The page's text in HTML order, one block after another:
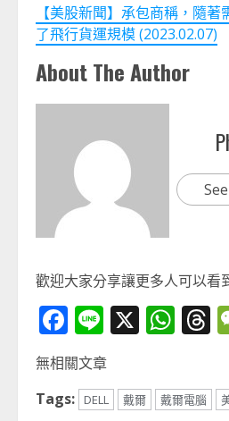
【美股新聞】承包商稱，隨
了飛行貨運規模 (2023.02.07)
About The Author
歡迎大家分享讓更多人可以看
Facebook
Line
X
無相關文章
Tags:
DELL 戴爾 戴爾電腦